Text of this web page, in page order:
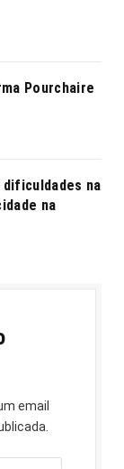
Pourchaire
na
na
email